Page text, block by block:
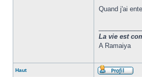
Quand j'ai
La vie est
A Ramaiya
Haut